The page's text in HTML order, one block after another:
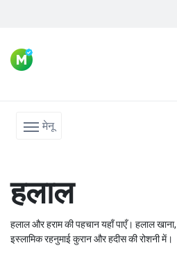
मेनू
हलाल
हलाल और हराम की पहचान यहाँ पाएँ। हलाल
इस्लामिक रहनुमाई कुरान और हदीस की रोशनी में।